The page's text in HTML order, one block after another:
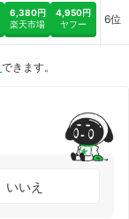
6,380円
楽天市場
4,950円
ヤフー
6位
できます。
いいえ